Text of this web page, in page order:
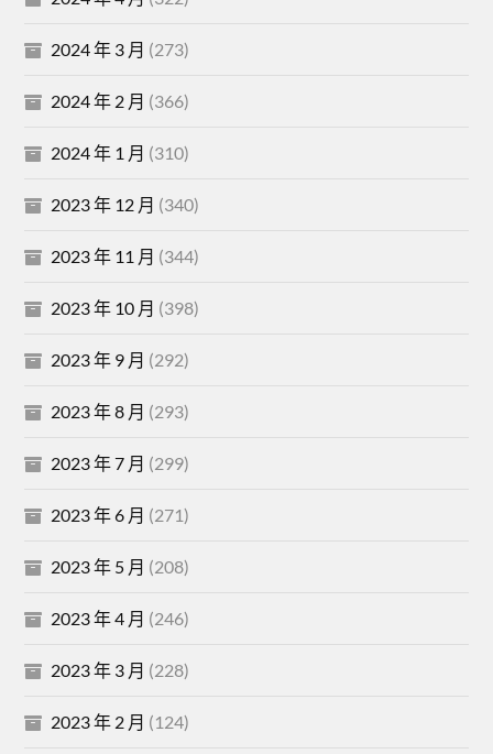
2024 年 3 月 (273)
2024 年 2 月 (366)
2024 年 1 月 (310)
2023 年 12 月 (340)
2023 年 11 月 (344)
2023 年 10 月 (398)
2023 年 9 月 (292)
2023 年 8 月 (293)
2023 年 7 月 (299)
2023 年 6 月 (271)
2023 年 5 月 (208)
2023 年 4 月 (246)
2023 年 3 月 (228)
2023 年 2 月 (124)